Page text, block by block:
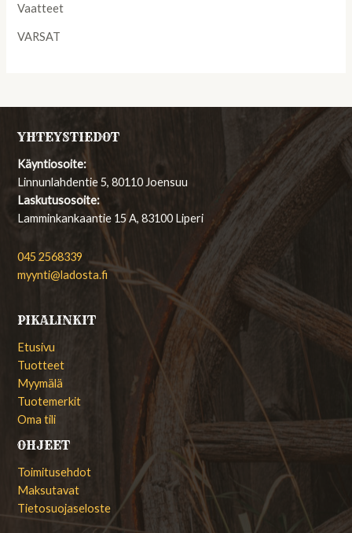
Vaatteet
VARSAT
YHTEYSTIEDOT
Käyntiosoite:
Linnunlahdentie 5, 80110 Joensuu
Laskutusosoite:
Lamminkankaantie 15 A, 83100 Liperi
045 2568339
myynti@ladosta.fi
PIKALINKIT
Etusivu
Tuotteet
Myymälä
Tuotemerkit
Oma tili
OHJEET
Toimitusehdot
Maksutavat
Tietosuojaseloste